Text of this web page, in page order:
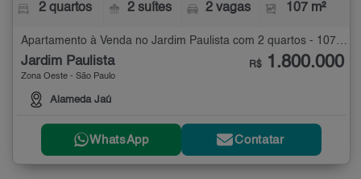
2 quartos 2 suítes 2 vagas 107 m²
Apartamento à Venda no Jardim Paulista com 2 quartos - 107 m²
Jardim Paulista
Zona Oeste - São Paulo
Alameda Jaú
R$ 1.800.000
WhatsApp Contatar